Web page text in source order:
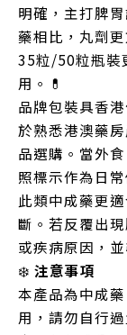
明確，主打脾
藥相比，丸劑
35粒/50粒瓶裝
用。💊
品牌包裝具香
於熟悉港澳藥
品選購。當外
照標示作為日
此類中成藥更
斷。若反覆出
或疾病原因，
❄️ 注意事項
本產品為中成
用，請勿自行